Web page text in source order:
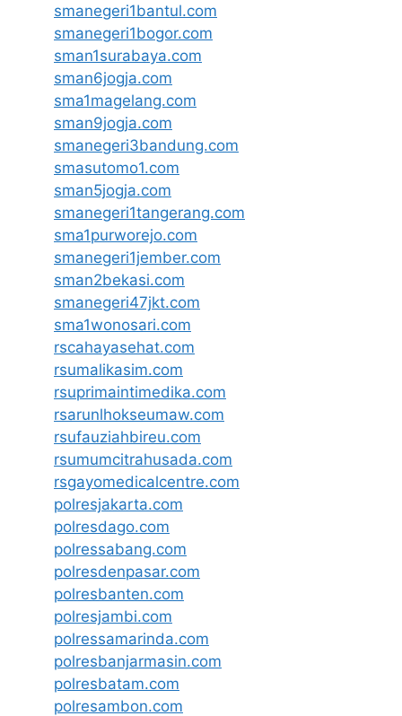
smanegeri1bantul.com
smanegeri1bogor.com
sman1surabaya.com
sman6jogja.com
sma1magelang.com
sman9jogja.com
smanegeri3bandung.com
smasutomo1.com
sman5jogja.com
smanegeri1tangerang.com
sma1purworejo.com
smanegeri1jember.com
sman2bekasi.com
smanegeri47jkt.com
sma1wonosari.com
rscahayasehat.com
rsumalikasim.com
rsuprimaintimedika.com
rsarunlhokseumaw.com
rsufauziahbireu.com
rsumumcitrahusada.com
rsgayomedicalcentre.com
polresjakarta.com
polresdago.com
polressabang.com
polresdenpasar.com
polresbanten.com
polresjambi.com
polressamarinda.com
polresbanjarmasin.com
polresbatam.com
polresambon.com